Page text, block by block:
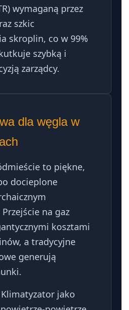
wymaganą przez
szkic
skroplin, co w 99%
szybką i
zarządcy.
dla węgla w
to piękne,
docieplone
na gaz
kosztami
a tradycyjne
generują
Klimatyzator jako